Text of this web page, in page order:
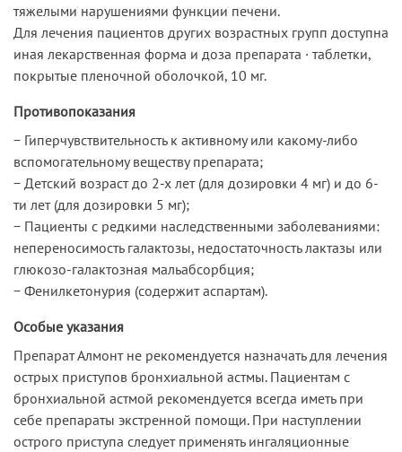
тяжелыми нарушениями функции печени.
Для лечения пациентов других возрастных групп доступна
иная лекарственная форма и доза препарата · таблетки,
покрытые пленочной оболочкой, 10 мг.
Противопоказания
− Гиперчувствительность к активному или какому-либо
вспомогательному веществу препарата;
− Детский возраст до 2-х лет (для дозировки 4 мг) и до 6-
ти лет (для дозировки 5 мг);
− Пациенты с редкими наследственными заболеваниями:
непереносимость галактозы, недостаточность лактазы или
глюкозо-галактозная мальабсорбция;
− Фенилкетонурия (содержит аспартам).
Особые указания
Препарат Алмонт не рекомендуется назначать для лечения
острых приступов бронхиальной астмы. Пациентам с
бронхиальной астмой рекомендуется всегда иметь при
себе препараты экстренной помощи. При наступлении
острого приступа следует применять ингаляционные